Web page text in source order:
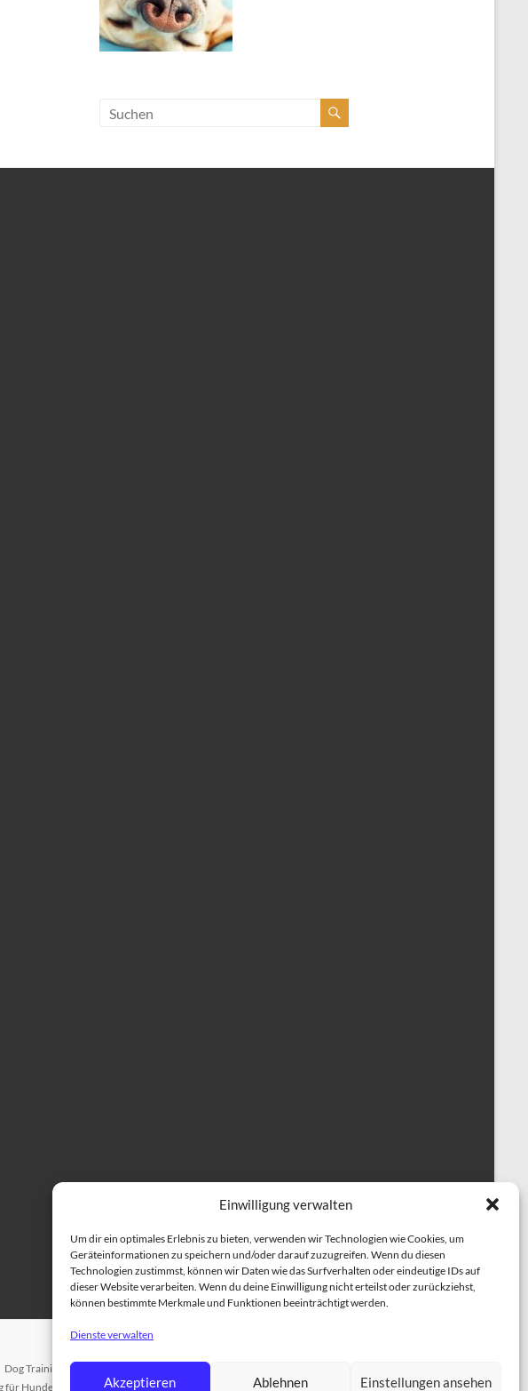
Einwilligung verwalten
Um dir ein optimales Erlebnis zu bieten, verwenden wir Technologien wie Cookies, um
Geräteinformationen zu speichern und/oder darauf zuzugreifen. Wenn du diesen
Technologien zustimmst, können wir Daten wie das Surfverhalten oder eindeutige IDs auf
dieser Website verarbeiten. Wenn du deine Einwilligung nicht erteilst oder zurückziehst,
können bestimmte Merkmale und Funktionen beeinträchtigt werden.
Dienste verwalten
Akzeptieren Ablehnen Einstellungen ansehen
Dog Training in English Therapiehundeausbildung
für Hunde EINZELTRAINING Einzeltraining für Hunde ÜBER UNS TRAINER TEAM